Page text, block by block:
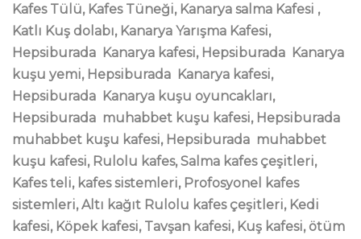
Kafes Tülü, Kafes Tüneği, Kanarya salma Kafesi ,
Katlı Kuş dolabı, Kanarya Yarışma Kafesi,
Hepsiburada Kanarya kafesi, Hepsiburada Kanarya
kuşu yemi, Hepsiburada Kanarya kafesi,
Hepsiburada Kanarya kuşu oyuncakları,
Hepsiburada muhabbet kuşu kafesi, Hepsiburada
muhabbet kuşu kafesi, Hepsiburada muhabbet
kuşu kafesi, Rulolu kafes, Salma kafes çeşitleri,
Kafes teli, kafes sistemleri, Profosyonel kafes
sistemleri, Altı kağıt Rulolu kafes çeşitleri, Kedi
kafesi, Köpek kafesi, Tavşan kafesi, Kuş kafesi, ötüm